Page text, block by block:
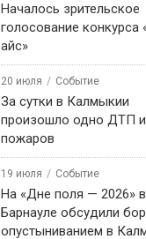
Началось зрительское
голосование конкурса
айс»
20 июля Событие
За сутки в Калмыкии
произошло одно ДТП
пожаров
19 июля Событие
На «Дне поля — 2026» в
Барнауле обсудили
опустыниванием в